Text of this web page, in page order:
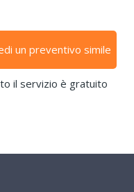
un preventivo simile
il servizio è gratuito